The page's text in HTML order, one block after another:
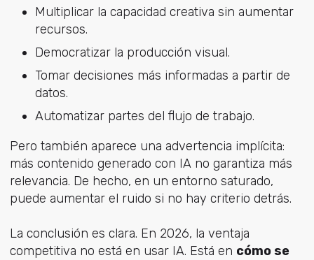
Multiplicar la capacidad creativa sin aumentar
recursos.
Democratizar la producción visual.
Tomar decisiones más informadas a partir de
datos.
Automatizar partes del flujo de trabajo.
Pero también aparece una advertencia implícita:
más contenido generado con IA no garantiza más
relevancia. De hecho, en un entorno saturado,
puede aumentar el ruido si no hay criterio detrás.
La conclusión es clara. En 2026, la ventaja
competitiva no está en usar IA. Está en cómo se